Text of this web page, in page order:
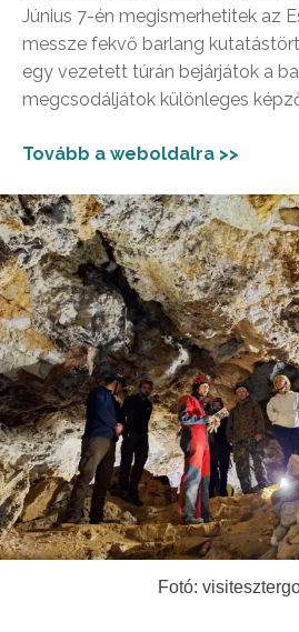
Június 7-én megismerhetitek az
messze fekvő barlang
egy vezetett túrán bejárjátok a
megcsodáljátok különleges
Tovább a weboldalra >>
Fotó: